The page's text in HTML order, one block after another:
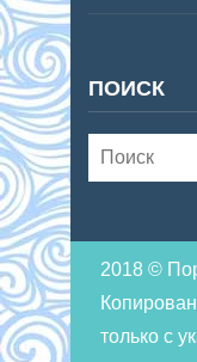
ПОИСК
2018 ©
только с